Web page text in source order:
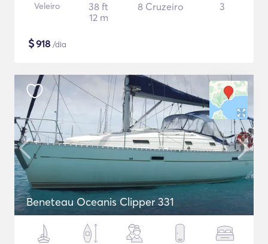
Veleiro
38 ft
12 m
8 Cruzeiro 3
$918 /dia
Beneteau Oceanis Clipper 331